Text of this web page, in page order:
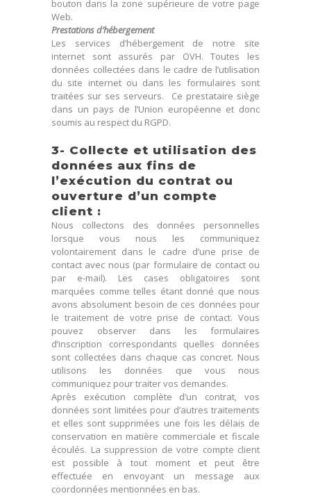
bouton dans la zone supérieure de votre page
Web.
Prestations d’hébergement
Les services d’hébergement de notre site
internet sont assurés par OVH. Toutes les
données collectées dans le cadre de l’utilisation
du site internet ou dans les formulaires sont
traitées sur ses serveurs. Ce prestataire siège
dans un pays de l’Union européenne et donc
soumis au respect du RGPD.
3- Collecte et utilisation des
données aux fins de
l’exécution du contrat ou
ouverture d’un compte
client :
Nous collectons des données personnelles
lorsque vous nous les communiquez
volontairement dans le cadre d’une prise de
contact avec nous (par formulaire de contact ou
par e-mail). Les cases obligatoires sont
marquées comme telles étant donné que nous
avons absolument besoin de ces données pour
le traitement de votre prise de contact. Vous
pouvez observer dans les formulaires
d’inscription correspondants quelles données
sont collectées dans chaque cas concret. Nous
utilisons les données que vous nous
communiquez pour traiter vos demandes.
Après exécution complète d’un contrat, vos
données sont limitées pour d’autres traitements
et elles sont supprimées une fois les délais de
conservation en matière commerciale et fiscale
écoulés. La suppression de votre compte client
est possible à tout moment et peut être
effectuée en envoyant un message aux
coordonnées mentionnées en bas.